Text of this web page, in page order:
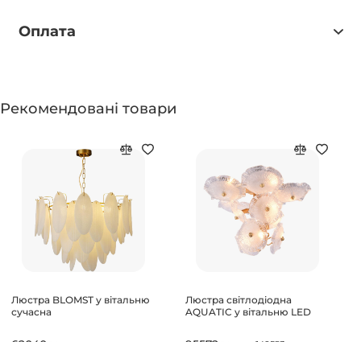
Оплата
Рекомендовані товари
Люстра BLOMST у вітальню
сучасна
Люстра світлодіодна
AQUATIC у вітальню LED